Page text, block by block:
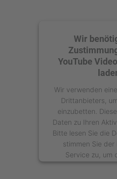
Wir
YouTube
Wir verwenden
Drittanbieters,
einzubetten.
Daten zu Ihren
Bitte lesen Sie die
stimmen Sie
Service zu, um